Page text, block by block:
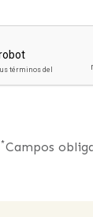
*Campos